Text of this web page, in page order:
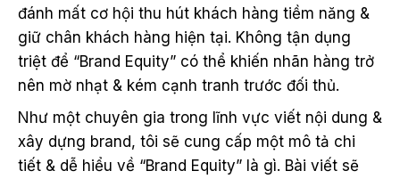
đánh mất cơ hội thu hút khách hàng tiềm năng &
giữ chân khách hàng hiện tại. Không tận dụng
triệt để “Brand Equity” có thể khiến nhãn hàng trở
nên mờ nhạt & kém cạnh tranh trước đối thủ.
Như một chuyên gia trong lĩnh vực viết nội dung &
xây dựng brand, tôi sẽ cung cấp một mô tả chi
tiết & dễ hiểu về “Brand Equity” là gì. Bài viết sẽ